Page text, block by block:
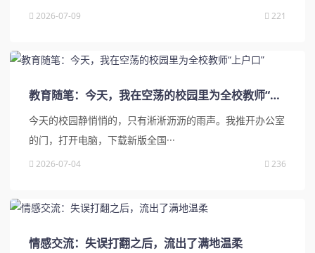
2026-07-09 221
教育随笔：今天，我在空荡的校园里为全校教师“上户口”
今天的校园静悄悄的，只有淅淅沥沥的雨声。我推开办公室
的门，打开电脑，下载新版全国···
2026-07-04 236
情感交流：失误打翻之后，流出了满地温柔